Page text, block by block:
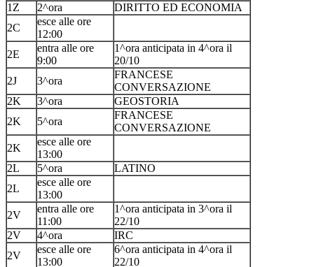
1Z
2^ora
DIRITTO ED ECONOMIA
2C
esce alle ore
12:00
2E
entra alle ore
9:00
1^ora anticipata in 4^ora il
20/10
2J
3^ora
FRANCESE
CONVERSAZIONE
2K
3^ora
GEOSTORIA
2K
5^ora
FRANCESE
CONVERSAZIONE
2K
esce alle ore
13:00
2L
5^ora
LATINO
2L
esce alle ore
13:00
2V
entra alle ore
11:00
1^ora anticipata in 3^ora il
22/10
2V
4^ora
IRC
2V
esce alle ore
13:00
6^ora anticipata in 4^ora il
22/10